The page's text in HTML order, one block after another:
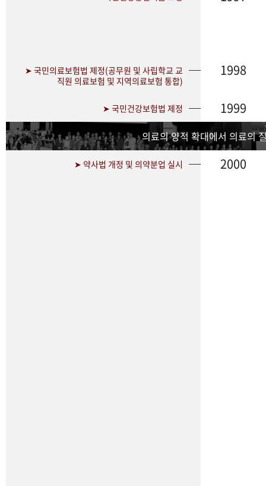
➤ 국민의료보험법 제정(공무원 및 사립학교 교
직원 의료보험 및 지역의료보험 통합)
1998
➤ 국민건강보험법 제정 1999
의료의 양적 확대에서 의료의
➤ 약사법 개정 및 의약분업 실시 2000